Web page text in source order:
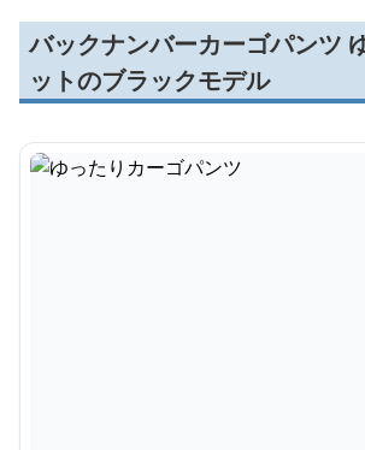
バックナンバーカーゴパンツ
ットのブラックモデル